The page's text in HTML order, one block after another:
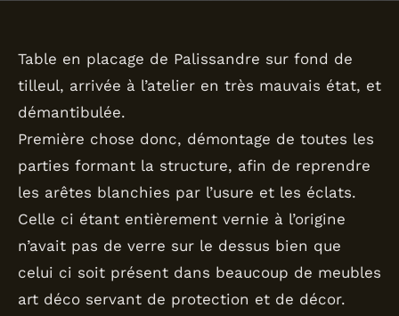
Table en placage de Palissandre sur fond de
tilleul, arrivée à l’atelier en très mauvais état, et
démantibulée.
Première chose donc, démontage de toutes les
parties formant la structure, afin de reprendre
les arêtes blanchies par l’usure et les éclats.
Celle ci étant entièrement vernie à l’origine
n’avait pas de verre sur le dessus bien que
celui ci soit présent dans beaucoup de meubles
art déco servant de protection et de décor.